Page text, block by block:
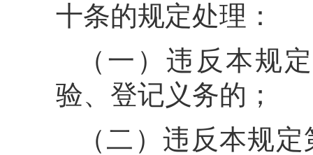
十条的规定处理：
（一）违反本规
验、登记义务的；
（二）违反本规